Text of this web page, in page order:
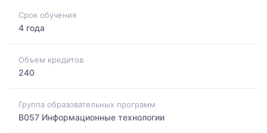
Срок обучения
4 года
Объем кредитов
240
Группа образовательных программ
B057 Информационные технологии